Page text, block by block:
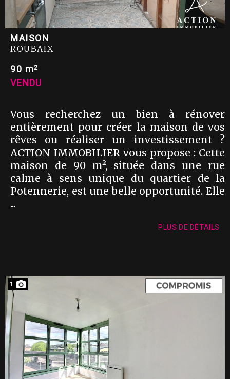
MAISON
ROUBAIX
90 m2
VENDU
Vous recherchez un bien à rénover
entièrement pour créer la maison de vos
rêves ou réaliser un investissement ?
ACTION IMMOBILIER vous propose : Cette
maison de 90 m², située dans une rue
calme à sens unique du quartier de la
Potennerie, est une belle opportunité. Elle
...
PLUS DE DÉTAILS
1